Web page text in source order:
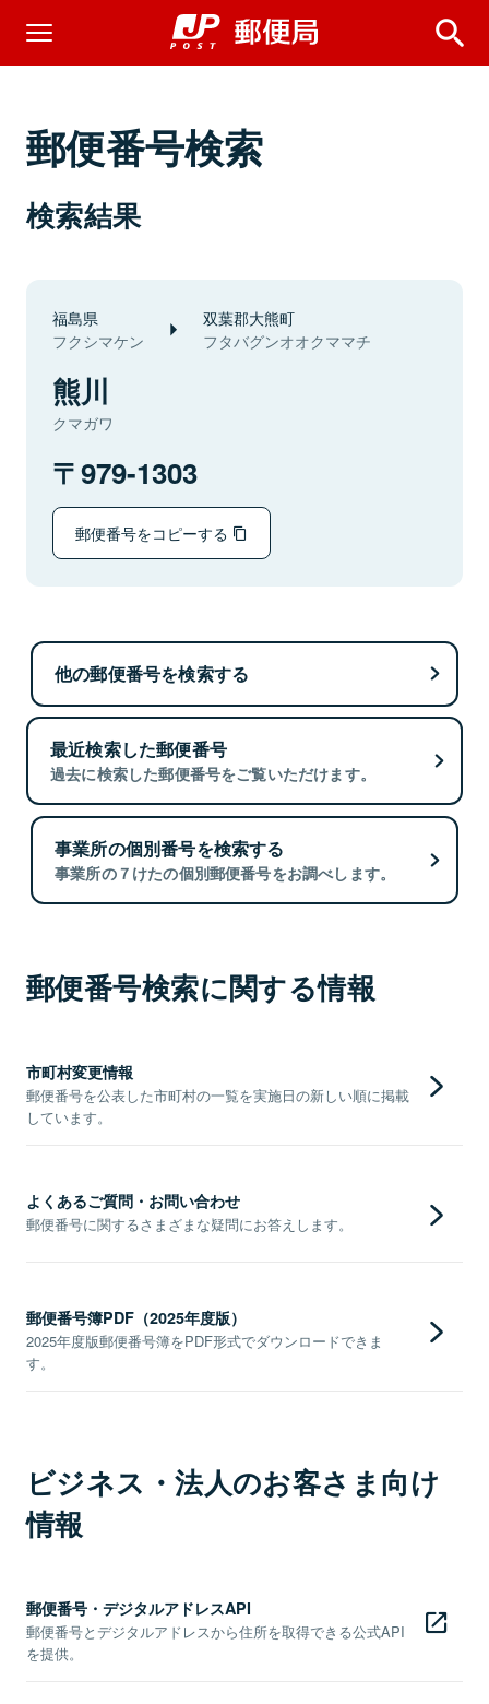
郵便番号検索
検索結果
福島県
フクシマケン
双葉郡大熊町
フタバグンオオクママチ
熊川
クマガワ
979-1303
郵便番号をコピーする
他の郵便番号を検索する
最近検索した郵便番号
過去に検索した郵便番号をご覧いただけます。
事業所の個別番号を検索する
事業所の７けたの個別郵便番号をお調べします。
郵便番号検索に関する情報
市町村変更情報
郵便番号を公表した市町村の一覧を実施日の新しい順に掲載
しています。
よくあるご質問・お問い合わせ
郵便番号に関するさまざまな疑問にお答えします。
郵便番号簿PDF（2025年度版）
2025年度版郵便番号簿をPDF形式でダウンロードできま
す。
ビジネス・法人のお客さま向け
情報
郵便番号・デジタルアドレスAPI
郵便番号とデジタルアドレスから住所を取得できる公式API
を提供。